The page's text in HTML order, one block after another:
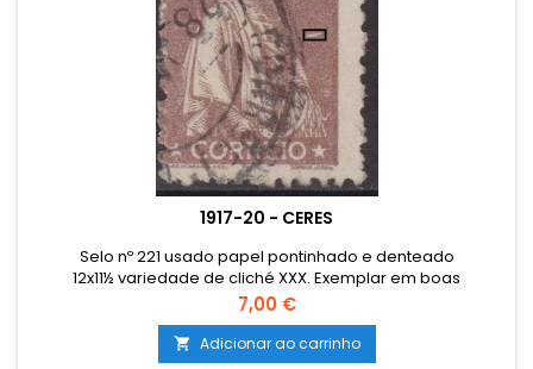
1917-20 - CERES
Selo nº 221 usado papel pontinhado e denteado
12x11½ variedade de cliché XXX. Exemplar em boas
condições.
Preço
7,00 €
 Adicionar ao carrinho